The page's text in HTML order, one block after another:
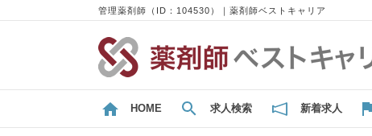
管理薬剤師（ID：104530）｜薬剤師ベストキャリア
HOME 求人検索 新着求人